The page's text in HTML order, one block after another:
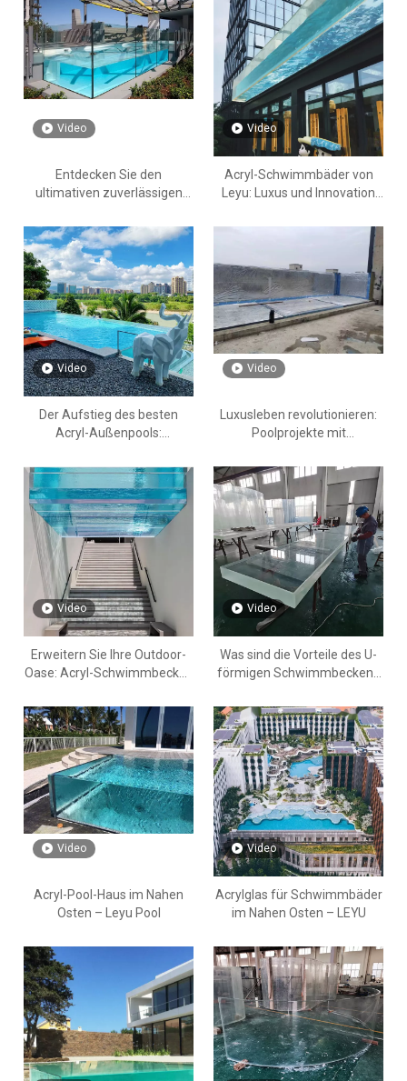
Video
Entdecken Sie den
ultimativen zuverlässigen
Schwimmbädern: Warum
Leyu Acryl den Weg weist
Video
Acryl-Schwimmbäder von
Leyu: Luxus und Innovation
Video
Der Aufstieg des besten
Acryl-Außenpools:
Nahen Osten
Video
Luxusleben revolutionieren:
Poolprojekte mit
und Südostasien
Video
Erweitern Sie Ihre Outdoor-
Oase: Acryl-Schwimmbecken
Leyu aus Florida
Video
Was sind die Vorteile des U-
förmigen Schwimmbeckens
maßgeschneidertes U-
förmiges Acryl-
Schwimmbecken von Leyu
Video
Acryl-Pool-Haus im Nahen
Osten – Leyu Pool
Video
Acrylglas für Schwimmbäder
im Nahen Osten – LEYU